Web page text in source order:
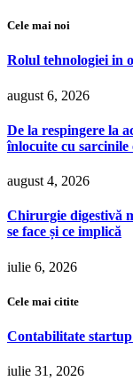
Cele mai noi
Rolul tehnologiei in
august 6, 2026
De la respingere la
înlocuite cu
august 4, 2026
Chirurgie digestivă
se face și ce implică
iulie 6, 2026
Cele mai citite
Contabilitate
iulie 31, 2026